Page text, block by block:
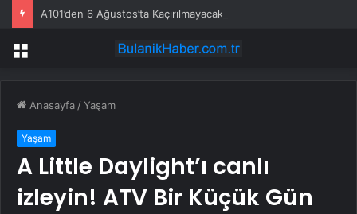
A101’den 6 Ağustos’ta Kaçırılmayacak Motosiklet Fırsatı
Menü
Anasayfa /Yaşam
Yaşam
A Little Daylight’ı canlı
izleyin! ATV Bir Küçük Gün